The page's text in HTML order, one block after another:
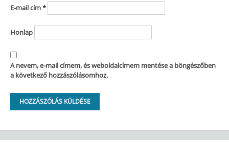
E-mail cím*
Honlap
A nevem, e-mail címem, és weboldalcímem mentése a böngészőben
a következő hozzászólásomhoz.